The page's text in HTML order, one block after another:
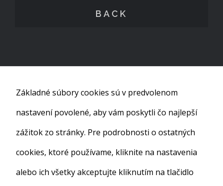
BACK
Základné súbory cookies sú v predvolenom
nastavení povolené, aby vám poskytli čo najlepší
zážitok zo stránky. Pre podrobnosti o ostatných
cookies, ktoré používame, kliknite na nastavenia
alebo ich všetky akceptujte kliknutím na tlačidlo